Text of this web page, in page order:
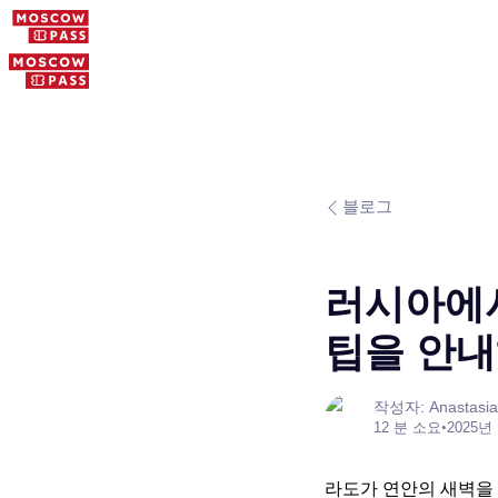
블로그
러시아
팁을 안
작성자:
12 분 소요•2025년
라도가 연안의 새벽